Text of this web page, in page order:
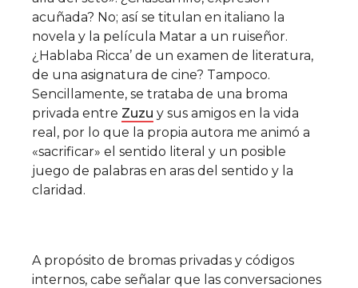
acuñada? No; así se titulan en italiano la
novela y la película Matar a un ruiseñor.
¿Hablaba Ricca’ de un examen de literatura,
de una asignatura de cine? Tampoco.
Sencillamente, se trataba de una broma
privada entre Zuzu y sus amigos en la vida
real, por lo que la propia autora me animó a
«sacrificar» el sentido literal y un posible
juego de palabras en aras del sentido y la
claridad.
A propósito de bromas privadas y códigos
internos, cabe señalar que las conversaciones